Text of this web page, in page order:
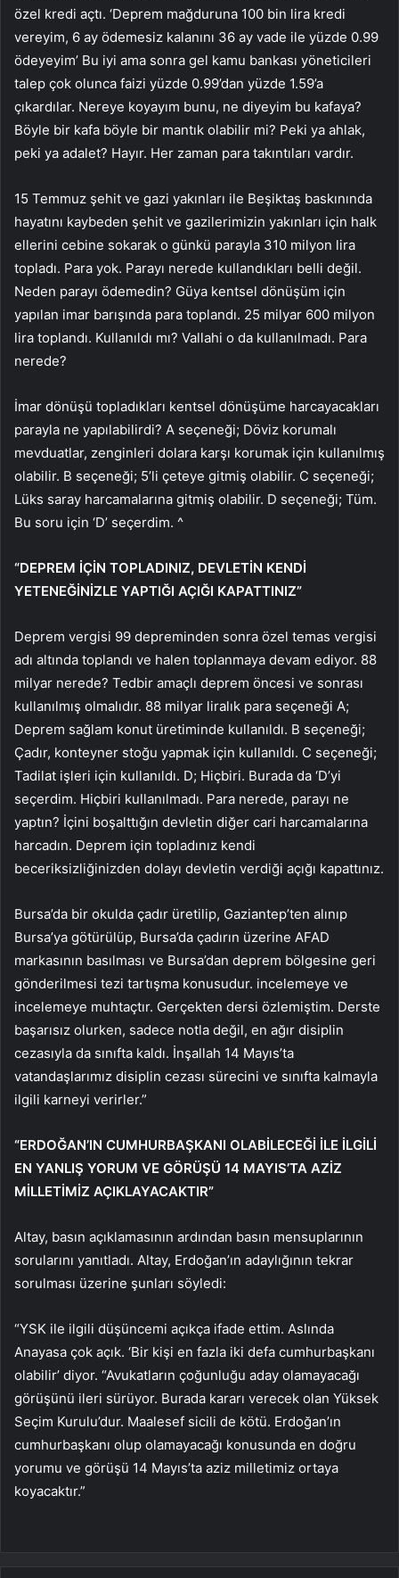
özel kredi açtı. ‘Deprem mağduruna 100 bin lira kredi
vereyim, 6 ay ödemesiz kalanını 36 ay vade ile yüzde 0.99
ödeyeyim’ Bu iyi ama sonra gel kamu bankası yöneticileri
talep çok olunca faizi yüzde 0.99’dan yüzde 1.59’a
çıkardılar. Nereye koyayım bunu, ne diyeyim bu kafaya?
Böyle bir kafa böyle bir mantık olabilir mi? Peki ya ahlak,
peki ya adalet? Hayır. Her zaman para takıntıları vardır.
15 Temmuz şehit ve gazi yakınları ile Beşiktaş baskınında
hayatını kaybeden şehit ve gazilerimizin yakınları için halk
ellerini cebine sokarak o günkü parayla 310 milyon lira
topladı. Para yok. Parayı nerede kullandıkları belli değil.
Neden parayı ödemedin? Güya kentsel dönüşüm için
yapılan imar barışında para toplandı. 25 milyar 600 milyon
lira toplandı. Kullanıldı mı? Vallahi o da kullanılmadı. Para
nerede?
İmar dönüşü topladıkları kentsel dönüşüme harcayacakları
parayla ne yapılabilirdi? A seçeneği; Döviz korumalı
mevduatlar, zenginleri dolara karşı korumak için kullanılmış
olabilir. B seçeneği; 5’li çeteye gitmiş olabilir. C seçeneği;
Lüks saray harcamalarına gitmiş olabilir. D seçeneği; Tüm.
Bu soru için ‘D’ seçerdim. ^
“DEPREM İÇİN TOPLADINIZ, DEVLETİN KENDİ
YETENEĞİNİZLE YAPTIĞI AÇIĞI KAPATTINIZ”
Deprem vergisi 99 depreminden sonra özel temas vergisi
adı altında toplandı ve halen toplanmaya devam ediyor. 88
milyar nerede? Tedbir amaçlı deprem öncesi ve sonrası
kullanılmış olmalıdır. 88 milyar liralık para seçeneği A;
Deprem sağlam konut üretiminde kullanıldı. B seçeneği;
Çadır, konteyner stoğu yapmak için kullanıldı. C seçeneği;
Tadilat işleri için kullanıldı. D; Hiçbiri. Burada da ‘D’yi
seçerdim. Hiçbiri kullanılmadı. Para nerede, parayı ne
yaptın? İçini boşalttığın devletin diğer cari harcamalarına
harcadın. Deprem için topladınız kendi
beceriksizliğinizden dolayı devletin verdiği açığı kapattınız.
Bursa’da bir okulda çadır üretilip, Gaziantep’ten alınıp
Bursa’ya götürülüp, Bursa’da çadırın üzerine AFAD
markasının basılması ve Bursa’dan deprem bölgesine geri
gönderilmesi tezi tartışma konusudur. incelemeye ve
incelemeye muhtaçtır. Gerçekten dersi özlemiştim. Derste
başarısız olurken, sadece notla değil, en ağır disiplin
cezasıyla da sınıfta kaldı. İnşallah 14 Mayıs’ta
vatandaşlarımız disiplin cezası sürecini ve sınıfta kalmayla
ilgili karneyi verirler.”
“ERDOĞAN’IN CUMHURBAŞKANI OLABİLECEĞİ İLE İLGİLİ
EN YANLIŞ YORUM VE GÖRÜŞÜ 14 MAYIS’TA AZİZ
MİLLETİMİZ AÇIKLAYACAKTIR”
Altay, basın açıklamasının ardından basın mensuplarının
sorularını yanıtladı. Altay, Erdoğan’ın adaylığının tekrar
sorulması üzerine şunları söyledi:
“YSK ile ilgili düşüncemi açıkça ifade ettim. Aslında
Anayasa çok açık. ‘Bir kişi en fazla iki defa cumhurbaşkanı
olabilir’ diyor. “Avukatların çoğunluğu aday olamayacağı
görüşünü ileri sürüyor. Burada kararı verecek olan Yüksek
Seçim Kurulu’dur. Maalesef sicili de kötü. Erdoğan’ın
cumhurbaşkanı olup olamayacağı konusunda en doğru
yorumu ve görüşü 14 Mayıs’ta aziz milletimiz ortaya
koyacaktır.”